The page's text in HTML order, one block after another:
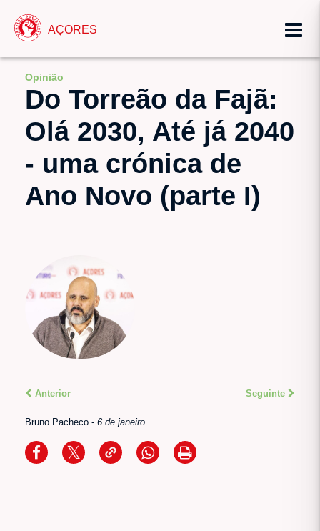
AÇORES
Opinião
Do Torreão da Fajã:
Olá 2030, Até já 2040
- uma crónica de
Ano Novo (parte I)
Anterior Seguinte
Bruno Pacheco - 6 de janeiro